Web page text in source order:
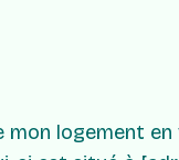
mon logement